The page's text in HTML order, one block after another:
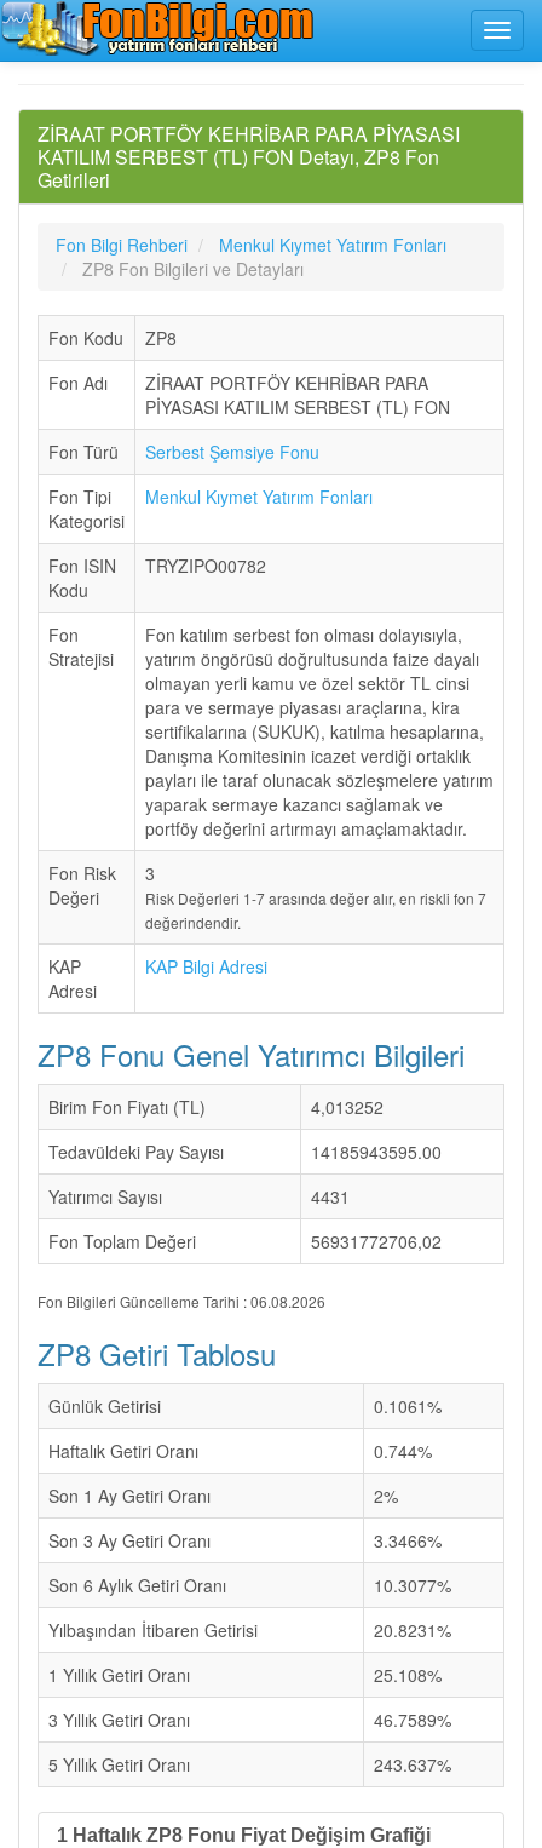
ZİRAAT PORTFÖY KEHRİBAR PARA PİYASASI
KATILIM SERBEST (TL) FON Detayı, ZP8 Fon
Getirileri
Fon Bilgi Rehberi
Menkul Kıymet Yatırım Fonları
ZP8 Fon Bilgileri ve Detayları
Fon Kodu
ZP8
Fon Adı
ZİRAAT PORTFÖY KEHRİBAR PARA
PİYASASI KATILIM SERBEST (TL) FON
Fon Türü
Serbest Şemsiye Fonu
Fon Tipi
Kategorisi
Menkul Kıymet Yatırım Fonları
Fon ISIN
Kodu
TRYZIPO00782
Fon
Stratejisi
Fon katılım serbest fon olması dolayısıyla,
yatırım öngörüsü doğrultusunda faize dayalı
olmayan yerli kamu ve özel sektör TL cinsi
para ve sermaye piyasası araçlarına, kira
sertifikalarına (SUKUK), katılma hesaplarına,
Danışma Komitesinin icazet verdiği ortaklık
payları ile taraf olunacak sözleşmelere yatırım
yaparak sermaye kazancı sağlamak ve
portföy değerini artırmayı amaçlamaktadır.
Fon Risk
Değeri
3
Risk Değerleri 1-7 arasında değer alır, en riskli fon 7
değerindendir.
KAP
Adresi
KAP Bilgi Adresi
ZP8 Fonu Genel Yatırımcı Bilgileri
Birim Fon Fiyatı (TL)
4,013252
Tedavüldeki Pay Sayısı
14185943595.00
Yatırımcı Sayısı
4431
Fon Toplam Değeri
56931772706,02
Fon Bilgileri Güncelleme Tarihi : 06.08.2026
ZP8 Getiri Tablosu
Günlük Getirisi
0.1061%
Haftalık Getiri Oranı
0.744%
Son 1 Ay Getiri Oranı
2%
Son 3 Ay Getiri Oranı
3.3466%
Son 6 Aylık Getiri Oranı
10.3077%
Yılbaşından İtibaren Getirisi
20.8231%
1 Yıllık Getiri Oranı
25.108%
3 Yıllık Getiri Oranı
46.7589%
5 Yıllık Getiri Oranı
243.637%
1 Haftalık ZP8 Fonu Fiyat Değişim Grafiği